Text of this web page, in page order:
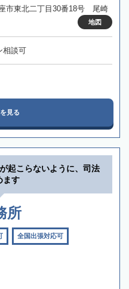
市東北二丁目30番18号 尾崎
地図
相談可
見る
起こらないように、司法
ます
所
全国出張対応可